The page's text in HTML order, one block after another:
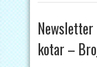
Newsletter
kotar –